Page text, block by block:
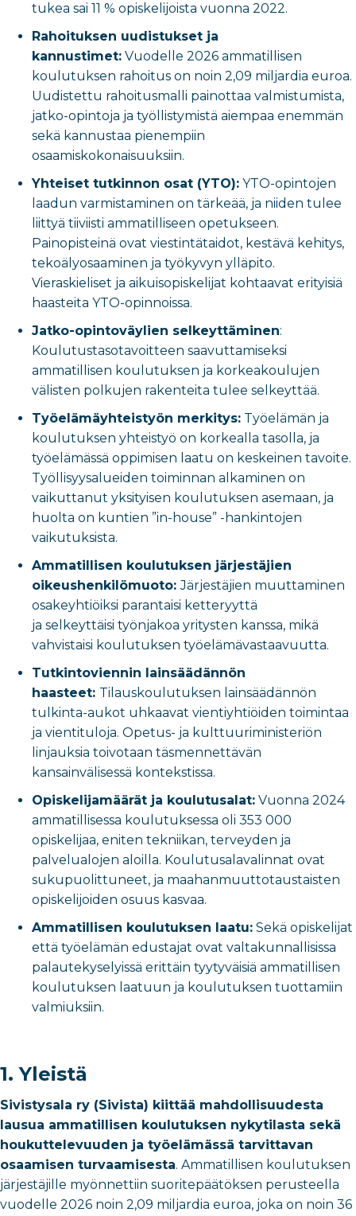
tukea sai 11 % opiskelijoista vuonna 2022.
Rahoituksen uudistukset ja
kannustimet: Vuodelle 2026 ammatillisen
koulutuksen rahoitus on noin 2,09 miljardia euroa.
Uudistettu rahoitusmalli painottaa valmistumista,
jatko-opintoja ja työllistymistä aiempaa enemmän
sekä kannustaa pienempiin
osaamiskokonaisuuksiin.
Yhteiset tutkinnon osat (YTO): YTO-opintojen
laadun varmistaminen on tärkeää, ja niiden tulee
liittyä tiiviisti ammatilliseen opetukseen.
Painopisteinä ovat viestintätaidot, kestävä kehitys,
tekoälyosaaminen ja työkyvyn ylläpito.
Vieraskieliset ja aikuisopiskelijat kohtaavat erityisiä
haasteita YTO-opinnoissa.
Jatko-opintoväylien selkeyttäminen:
Koulutustasotavoitteen saavuttamiseksi
ammatillisen koulutuksen ja korkeakoulujen
välisten polkujen rakenteita tulee selkeyttää.
Työelämäyhteistyön merkitys: Työelämän ja
koulutuksen yhteistyö on korkealla tasolla, ja
työelämässä oppimisen laatu on keskeinen tavoite.
Työllisyysalueiden toiminnan alkaminen on
vaikuttanut yksityisen koulutuksen asemaan, ja
huolta on kuntien ”in-house” -hankintojen
vaikutuksista.
Ammatillisen koulutuksen järjestäjien
oikeushenkilömuoto:Järjestäjien muuttaminen
osakeyhtiöiksi parantaisi ketteryyttä
ja selkeyttäisi työnjakoa yritysten kanssa, mikä
vahvistaisi koulutuksen työelämävastaavuutta.
Tutkintoviennin lainsäädännön
haasteet: Tilauskoulutuksen lainsäädännön
tulkinta-aukot uhkaavat vientiyhtiöiden toimintaa
ja vientituloja. Opetus- ja kulttuuriministeriön
linjauksia toivotaan täsmennettävän
kansainvälisessä kontekstissa.
Opiskelijamäärät ja koulutusalat: Vuonna 2024
ammatillisessa koulutuksessa oli 353 000
opiskelijaa, eniten tekniikan, terveyden ja
palvelualojen aloilla. Koulutusalavalinnat ovat
sukupuolittuneet, ja maahanmuuttotaustaisten
opiskelijoiden osuus kasvaa.
Ammatillisen koulutuksen laatu: Sekä opiskelijat
että työelämän edustajat ovat valtakunnallisissa
palautekyselyissä erittäin tyytyväisiä ammatillisen
koulutuksen laatuun ja koulutuksen tuottamiin
valmiuksiin.
1. Yleistä
Sivistysala ry (Sivista) kiittää mahdollisuudesta
lausua ammatillisen koulutuksen nykytilasta sekä
houkuttelevuuden ja työelämässä tarvittavan
osaamisen turvaamisesta. Ammatillisen koulutuksen
järjestäjille myönnettiin suoritepäätöksen perusteella
vuodelle 2026 noin 2,09 miljardia euroa, joka on noin 36